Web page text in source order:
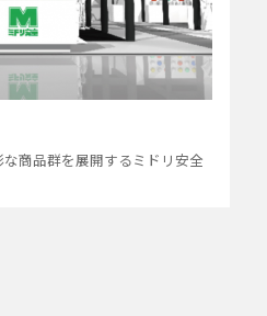
商品群を展開するミドリ安全